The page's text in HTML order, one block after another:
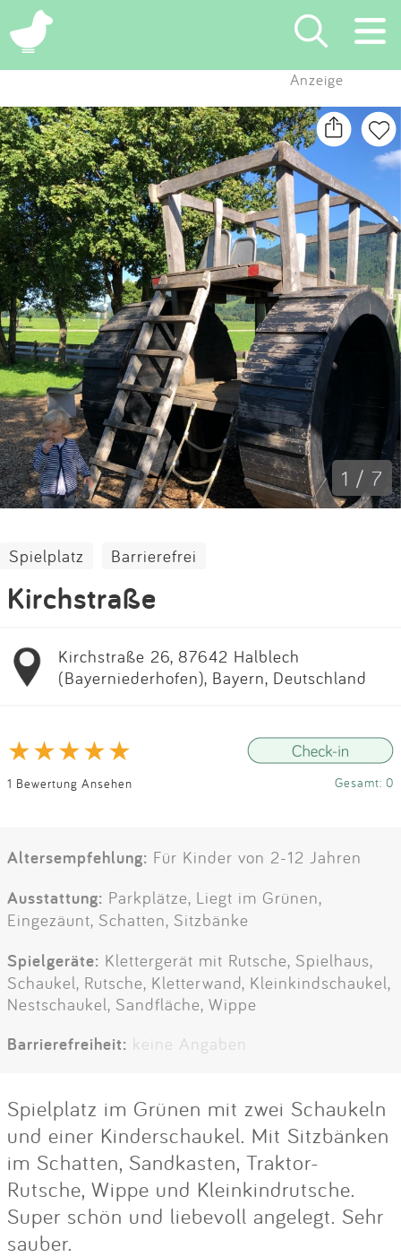
×
Suchen
Eintragen
App
Blog
Partner
Kontakt
Impressum
Anmelden
Anzeige
1 / 7
Spielplatz Barrierefrei
Kirchstraße
Kirchstraße 26, 87642 Halblech
(Bayerniederhofen), Bayern, Deutschland
1 Bewertung Ansehen Gesamt: 0
Altersempfehlung: Für Kinder von 2-12 Jahren
Ausstattung: Parkplätze, Liegt im Grünen,
Eingezäunt, Schatten, Sitzbänke
Spielgeräte: Klettergerät mit Rutsche, Spielhaus,
Schaukel, Rutsche, Kletterwand, Kleinkindschaukel,
Nestschaukel, Sandfläche, Wippe
Barrierefreiheit: keine Angaben
Spielplatz im Grünen mit zwei Schaukeln
und einer Kinderschaukel. Mit Sitzbänken
im Schatten, Sandkasten, Traktor-
Rutsche, Wippe und Kleinkindrutsche.
Super schön und liebevoll angelegt. Sehr
sauber.